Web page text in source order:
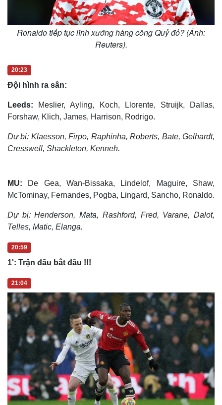
Ronaldo tiếp tục lĩnh xướng hàng công Quỷ đỏ? (Ảnh:
Reuters).
20:23
Đội hình ra sân:
Leeds:
Meslier, Ayling, Koch, Llorente, Struijk, Dallas,
Forshaw, Klich, James, Harrison, Rodrigo.
Dự bị: Klaesson, Firpo, Raphinha, Roberts, Bate, Gelhardt,
Cresswell, Shackleton, Kenneh.
MU: De Gea, Wan-Bissaka, Lindelof, Maguire, Shaw,
McTominay, Fernandes, Pogba, Lingard, Sancho, Ronaldo.
Dự bị: Henderson, Mata, Rashford, Fred, Varane, Dalot,
Telles, Matic, Elanga.
20:59
1': Trận đấu bắt đầu !!!
21:04